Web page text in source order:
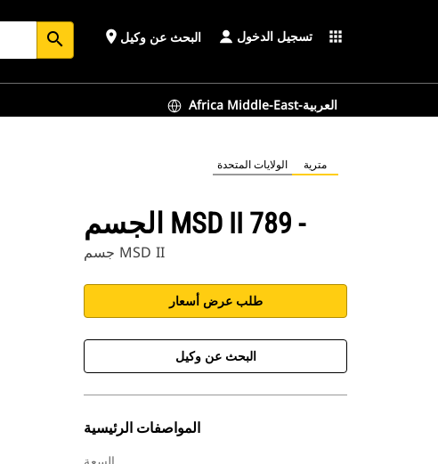
search place البحث عن وكيل تسجيل الدخول apps
Africa Middle-East-العربية
الولايات المتحدة مترية
الجسم MSD II ‏- 789
جسم MSD II
طلب عرض أسعار
البحث عن وكيل
المواصفات الرئيسية